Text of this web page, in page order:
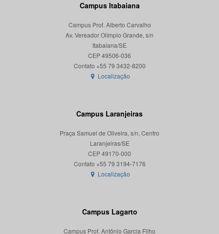
Campus Itabaiana
Campus Prof. Alberto Carvalho
Av. Vereador Olímpio Grande, s/n
Itabaiana/SE
CEP 49506-036
Localização
Campus Laranjeiras
Praça Samuel de Oliveira, s/n, Centro
Laranjeiras/SE
CEP 49170-000
Localização
Campus Lagarto
Campus Prof. Antônio Garcia Filho